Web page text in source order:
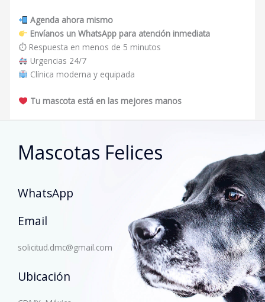
Agenda ahora mismo
Envíanos un WhatsApp para atención inmediata
⏱ Respuesta en menos de 5 minutos
Urgencias 24/7
Clínica moderna y equipada
Tu mascota está en las mejores manos
Mascotas Felices
WhatsApp
Email
solicitud.dmc@gmail.com
Ubicación